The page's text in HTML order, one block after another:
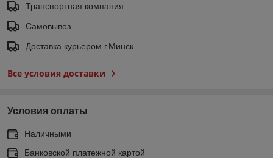
Транспортная компания
Самовывоз
Доставка курьером г.Минск
Все условия доставки
Условия оплаты
Наличными
Банковской платежной картой